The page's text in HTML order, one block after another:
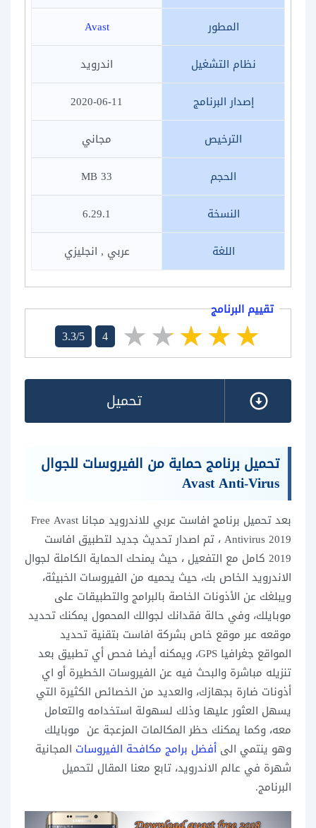
المطور
Avast
نظام التشغيل
اندرويد
إصدار البرنامج
2020-06-11
الترخيص
مجاني
الحجم
33 MB
النسخة
6.29.1
اللغة
عربي , انجليزي
تقييم البرنامج
3.3/5 4
تحميل
تحميل برنامج حماية من الفيروسات للجوال
Avast Anti-Virus
بعد تحميل برنامج افاست عربي للاندرويد مجانا Free Avast
Antivirus 2019 ، تم اصدار تحديث جديد لتطبيق افاست
2019 كامل مع التفعيل ، حيث يمنحك الحماية الكاملة لجوال
الاندرويد الخاص بك، حيث يحميه من الفيروسات الخبيثة،
ويبلغك عن الأذونات الخاصة بالبرامج والتطبيقات على
موبايلك، وفي حالة فقدانك لجوالك المحمول يمكنك تحديد
موقعه عبر موقع خاص بشركة افاست بتقنية تحديد
المواقع جغرافيا GPS، ويمكنه أيضا فحص أي تطبيق بعد
تنزيله مباشرة والبحث فيه عن الفيروسات الخطيرة أو اي
أذونات ضارة بجهازك، والعديد من الخصائص الكثيرة التي
يسهل العثور عليها وذلك لسهولة استخدامه والتعامل
معه، وكما يمكنك حظر المكالمات المزعجة عن موبايلك
وهو ينتمي الى أفضل برامج مكافحة الفيروسات المجانية
شهرة في عالم الاندرويد، تابع معنا المقال لتحميل
البرنامج.